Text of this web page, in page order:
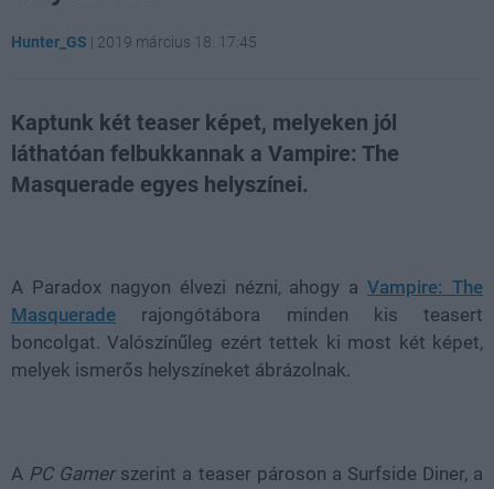
Hunter_GS | 2019 március 18. 17:45
Kaptunk két teaser képet, melyeken jól
láthatóan felbukkannak a Vampire: The
Masquerade egyes helyszínei.
A Paradox nagyon élvezi nézni, ahogy aVampire: The
Masquerade rajongótábora minden kis teasert
boncolgat. Valószínűleg ezért tettek ki most két képet,
melyek ismerős helyszíneket ábrázolnak.
A PC Gamerszerint a teaser pároson a Surfside Diner, a